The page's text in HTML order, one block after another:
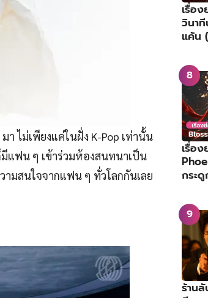
ไม่เพียงแค่ในฝั่ง K-Pop เท่านั้น
แฟน ๆ เข้าร่วมห้องสนทนาเป็น
ามสนใจจากแฟน ๆ ทั่วโลกกันเลย
เรื่อ
วินา
แค้น
เรื่อ
กระ
ร้าน